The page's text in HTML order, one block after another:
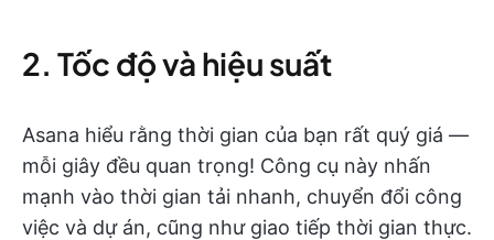
2. Tốc độ và hiệu suất
Asana hiểu rằng thời gian của bạn rất quý giá —
mỗi giây đều quan trọng! Công cụ này nhấn
mạnh vào thời gian tải nhanh, chuyển đổi công
việc và dự án, cũng như giao tiếp thời gian thực.